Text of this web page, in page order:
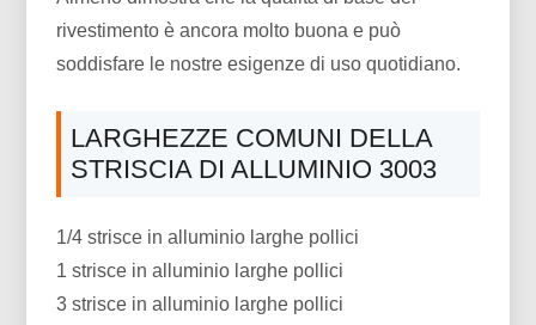
rivestimento è ancora molto buona e può
soddisfare le nostre esigenze di uso quotidiano.
LARGHEZZE COMUNI DELLA
STRISCIA DI ALLUMINIO 3003
1/4 strisce in alluminio larghe pollici
1 strisce in alluminio larghe pollici
3 strisce in alluminio larghe pollici